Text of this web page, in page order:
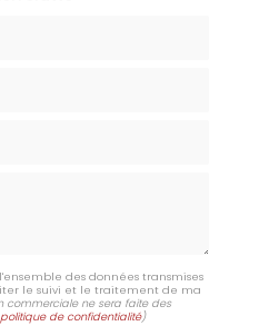
des données transmises
le suivi et le traitement de ma
commerciale ne sera faite des
politique de confidentialité)